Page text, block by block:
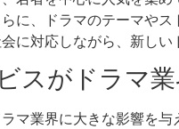
に、ドラマのテーマや
に対応しながら、新しい
スがドラマ
マ業界に大きな影響を